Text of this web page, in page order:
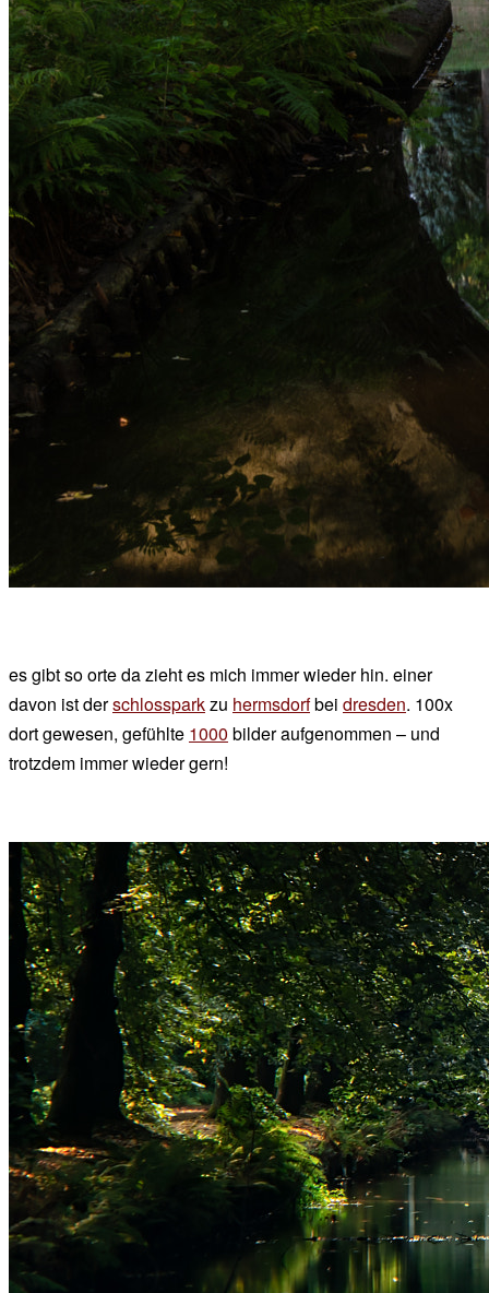
es gibt so orte da zieht es mich immer wieder hin. einer
davon ist derschlossparkzu hermsdorfbei dresden. 100x
dort gewesen, gefühlte 1000 bilder aufgenommen – und
trotzdem immer wieder gern!